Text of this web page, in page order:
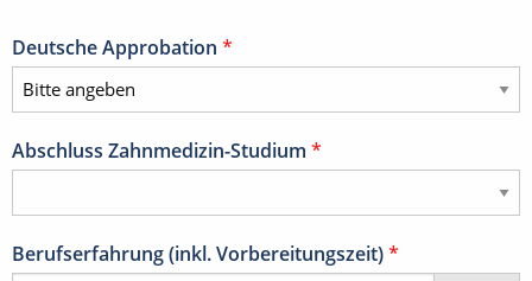
Deutsche Approbation *
Abschluss Zahnmedizin-Studium *
Berufserfahrung (inkl. Vorbereitungszeit)*